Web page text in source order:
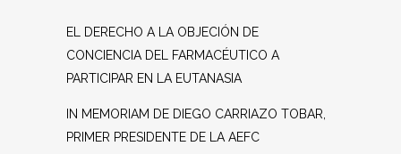
EL DERECHO A LA OBJECIÓN DE
CONCIENCIA DEL FARMACÉUTICO A
PARTICIPAR EN LA EUTANASIA
IN MEMORIAM DE DIEGO CARRIAZO TOBAR,
PRIMER PRESIDENTE DE LA AEFC